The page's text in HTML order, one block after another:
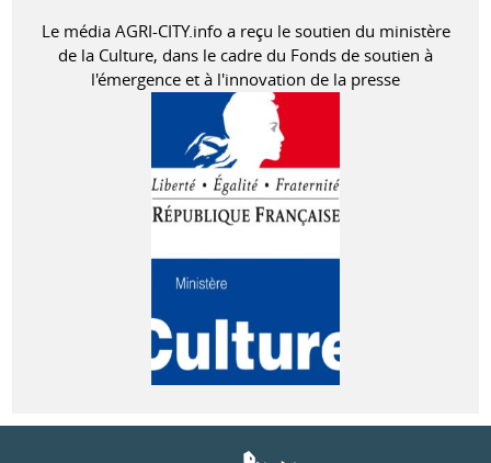
Le média AGRI-CITY.info a reçu le soutien du ministère
de la Culture, dans le cadre du Fonds de soutien à
l'émergence et à l'innovation de la presse